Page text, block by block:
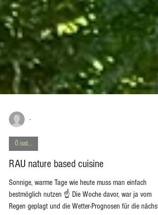
Ö isst...
RAU nature based cuisine
Sonnige, warme Tage wie heute muss man einfach